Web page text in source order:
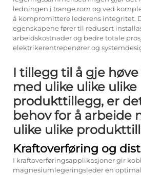
ledningen i trange rom og ved
å kompromittere lederens integritet.
egenskapene fører til redusert
arbeidskostnader og bedre totale
elektrikerentrepenører og
I tillegg til å gje
med ulike ulike ulike
produkttillegg, er
behov for å arbeide
ulike ulike
Kraftoverføring og
I kraftoverføringsapplikasjoner gir
magnesiumlegeringsleder en